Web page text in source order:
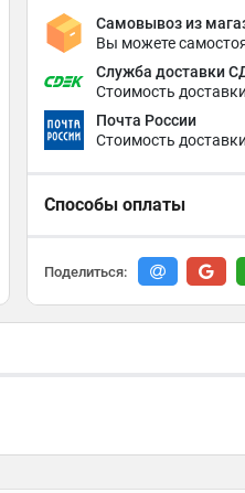
Самовывоз из
Вы можете
Служба доставки
Стоимость
Почта России
Стоимость
Способы оплаты
Поделиться: